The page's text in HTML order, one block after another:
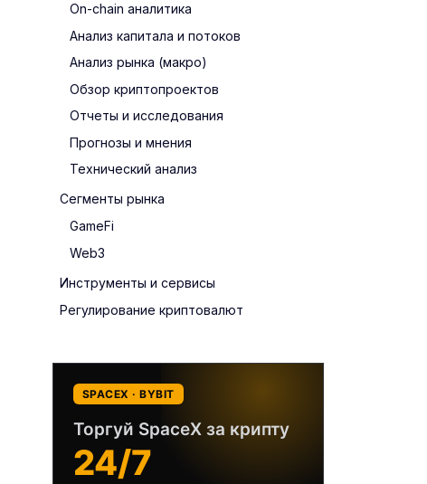
On-chain аналитика
Анализ капитала и потоков
Анализ рынка (макро)
Обзор криптопроектов
Отчеты и исследования
Прогнозы и мнения
Технический анализ
Сегменты рынка
GameFi
Web3
Инструменты и сервисы
Регулирование криптовалют
SPACEX · BYBIT
Торгуй SpaceX за крипту
24/7